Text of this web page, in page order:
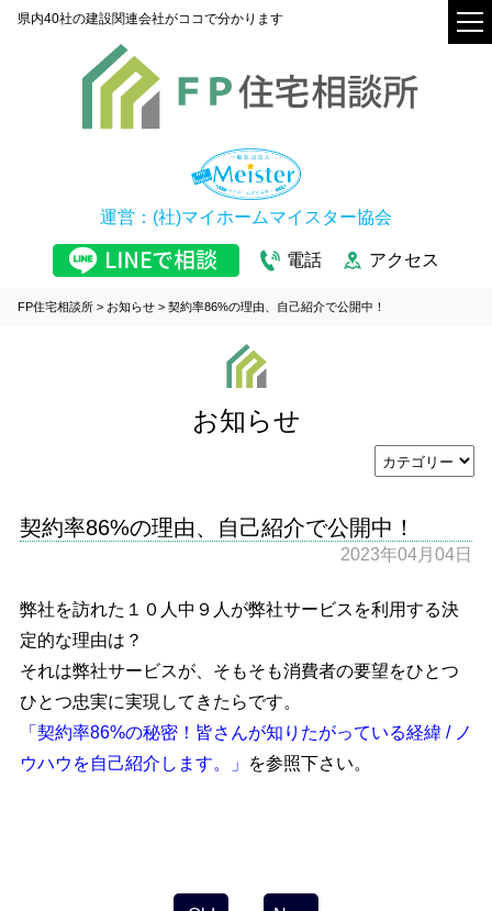
県内40社の建設関連会社がココで分かります
運営：(社)マイホームマイスター協会
電話 アクセス
FP住宅相談所 > お知らせ > 契約率86%の理由、自己紹介で公開中！
お知らせ
契約率86%の理由、自己紹介で公開中！
2023年04月04日
弊社を訪れた１０人中９人が弊社サービスを利用する決
定的な理由は？
それは弊社サービスが、そもそも消費者の要望をひとつ
ひとつ忠実に実現してきたらです。
「契約率86%の秘密！皆さんが知りたがっている経緯 / ノ
ウハウを自己紹介します。」
を参照下さい。